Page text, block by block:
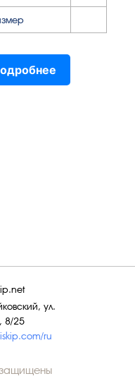
ru
ул.
8/25